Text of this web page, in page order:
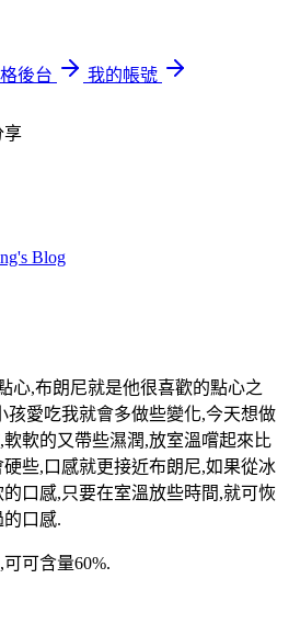
後台
我的帳號
享
Blog
心,布朗尼就是他很喜歡的點心之
孩愛吃我就會多做些變化,今天想做
軟的又帶些濕潤,放室溫嚐起來比
些,口感就更接近布朗尼,如果從冰
口感,只要在室溫放些時間,就可恢
口感.
可含量60%.